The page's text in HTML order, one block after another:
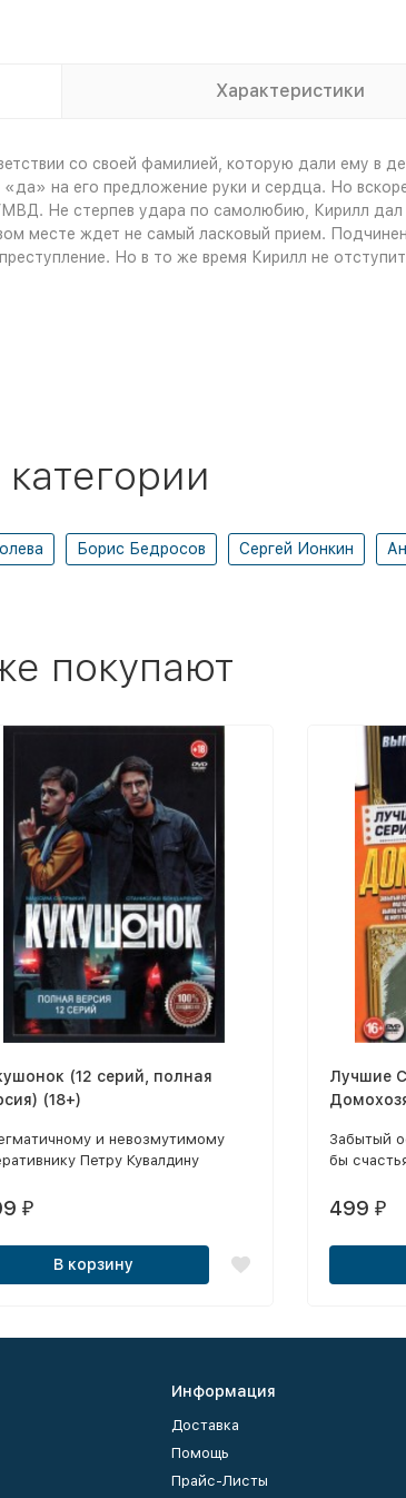
Характеристики
со своей фамилией, которую дали ему
на его предложение руки и сердца. Но
Не стерпев удара по самолюбию, Кирилл
месте ждет не самый ласковый прием.
Но в то же время Кирилл не
Борис Бедросов Сергей Ионкин
покупают
(12 серий, полная
(18+)
и невозмутимому
Петру Кувалдину
и
₽
В корзину
Лучшие
Забытый
бы
серии) /
всегда (2
поле (4
серии) /
499 ₽
Информация
Доставка
Помощь
Прайс-Листы